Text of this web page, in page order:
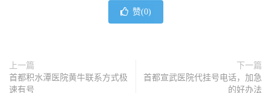
赞(0)
上一篇
首都积水潭医院黄牛联系方式极
速有号
下一篇
首都宣武医院代挂号电话，加急
的好办法